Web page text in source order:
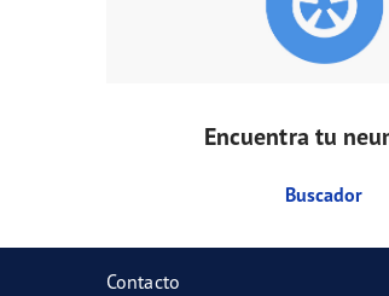
Encuentra tu
Buscador
Contacto